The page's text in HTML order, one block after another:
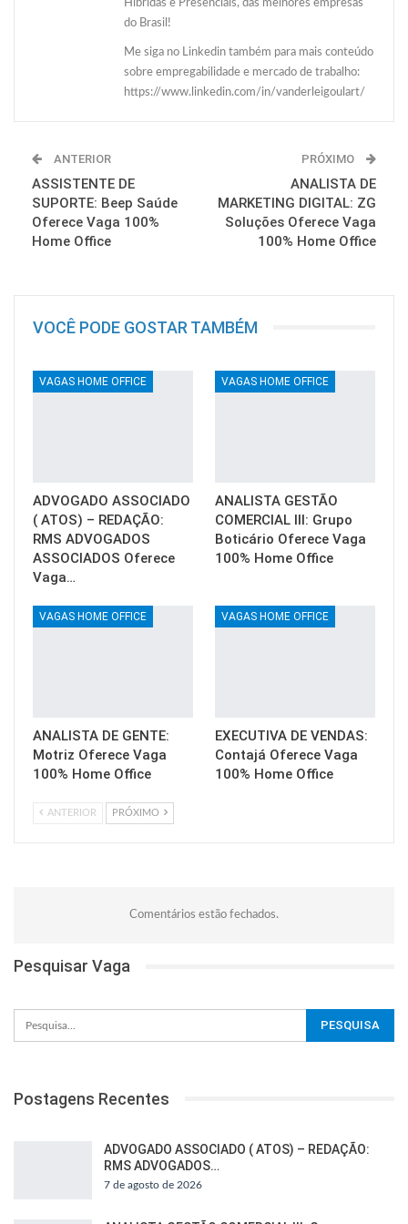
Híbridas e Presenciais, das melhores empresas
do Brasil!
Me siga no Linkedin também para mais conteúdo
sobre empregabilidade e mercado de trabalho:
https://www.linkedin.com/in/vanderleigoulart/
ANTERIOR
ASSISTENTE DE
SUPORTE: Beep Saúde
Oferece Vaga 100%
Home Office
PRÓXIMO
ANALISTA DE
MARKETING DIGITAL: ZG
Soluções Oferece Vaga
100% Home Office
VOCÊ PODE GOSTAR TAMBÉM
VAGAS HOME OFFICE
ADVOGADO ASSOCIADO
( ATOS) – REDAÇÃO:
RMS ADVOGADOS
ASSOCIADOS Oferece
Vaga…
VAGAS HOME OFFICE
ANALISTA GESTÃO
COMERCIAL III: Grupo
Boticário Oferece Vaga
100% Home Office
VAGAS HOME OFFICE
ANALISTA DE GENTE:
Motriz Oferece Vaga
100% Home Office
VAGAS HOME OFFICE
EXECUTIVA DE VENDAS:
Contajá Oferece Vaga
100% Home Office
ANTERIOR PRÓXIMO
Comentários estão fechados.
Pesquisar Vaga
Postagens Recentes
ADVOGADO ASSOCIADO ( ATOS) – REDAÇÃO:
RMS ADVOGADOS…
7 de agosto de 2026